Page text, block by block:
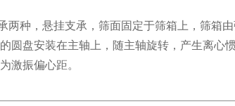
种，悬挂支承，筛面固定于筛箱上，筛箱由
圆盘安装在主轴上，随主轴旋转，产生离心
激振偏心距。